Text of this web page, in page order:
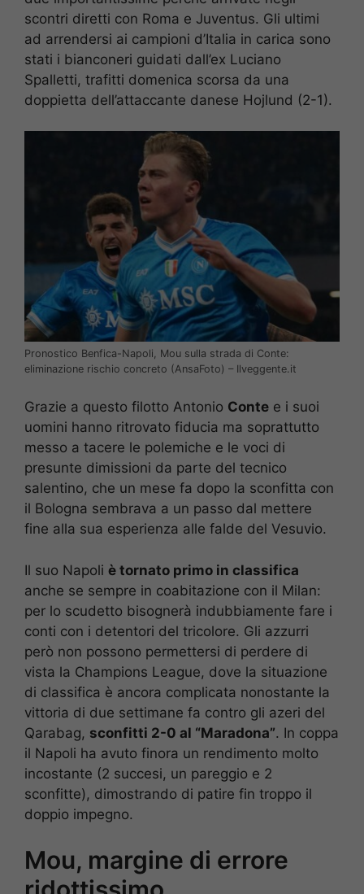
scontri diretti con Roma e Juventus. Gli ultimi
ad arrendersi ai campioni d’Italia in carica sono
stati i bianconeri guidati dall’ex Luciano
Spalletti, trafitti domenica scorsa da una
doppietta dell’attaccante danese Hojlund (2-1).
Pronostico Benfica-Napoli, Mou sulla strada di Conte:
eliminazione rischio concreto (AnsaFoto) – Ilveggente.it
Grazie a questo filotto Antonio Conte e i suoi
uomini hanno ritrovato fiducia ma soprattutto
messo a tacere le polemiche e le voci di
presunte dimissioni da parte del tecnico
salentino, che un mese fa dopo la sconfitta con
il Bologna sembrava a un passo dal mettere
fine alla sua esperienza alle falde del Vesuvio.
Il suo Napoli è tornato primo in classifica
anche se sempre in coabitazione con il Milan:
per lo scudetto bisognerà indubbiamente fare i
conti con i detentori del tricolore. Gli azzurri
però non possono permettersi di perdere di
vista la Champions League, dove la situazione
di classifica è ancora complicata nonostante la
vittoria di due settimane fa contro gli azeri del
Qarabag, sconfitti 2-0 al “Maradona”. In coppa
il Napoli ha avuto finora un rendimento molto
incostante (2 succesi, un pareggio e 2
sconfitte), dimostrando di patire fin troppo il
doppio impegno.
Mou, margine di errore